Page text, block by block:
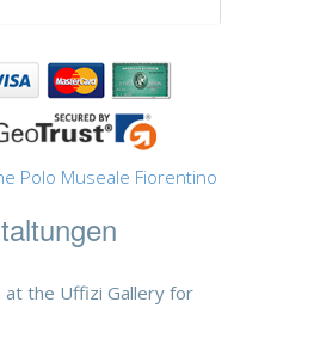
Polo Museale Fiorentino
at the Uffizi Gallery for